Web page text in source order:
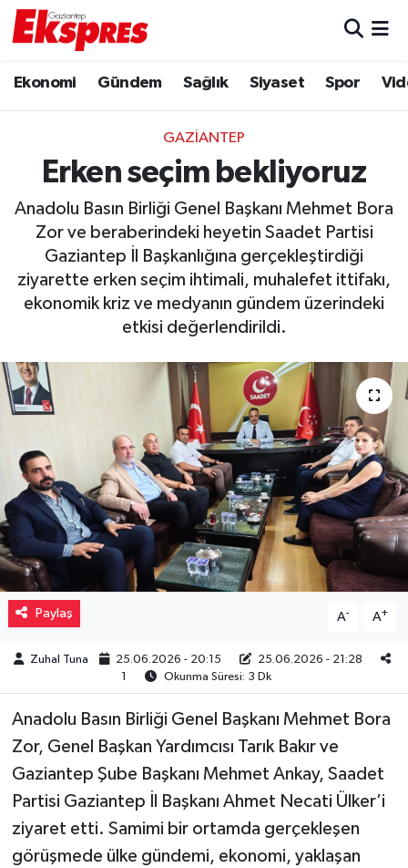
Ekonomi Gündem Sağlık Siyaset Spor
GAZIANTEP
Erken seçim bekliyoruz
Anadolu Basın Birliği Genel Başkanı Mehmet Bora
Zor ve beraberindeki heyetin Saadet Partisi
Gaziantep İl Başkanlığına gerçekleştirdiği
ziyarette erken seçim ihtimali, muhalefet ittifakı,
ekonomik kriz ve medyanın gündem üzerindeki
etkisi değerlendirildi.
Paylaş A- A+
Zuhal Tuna 25.06.2026 - 20:15
25.06.2026 - 21:28
1
Okunma Süresi: 3 Dk
Anadolu Basın Birliği Genel Başkanı Mehmet Bora
Zor, Genel Başkan Yardımcısı Tarık Bakır ve
Gaziantep Şube Başkanı Mehmet Ankay, Saadet
Partisi Gaziantep İl Başkanı Ahmet Necati Ülker’i
ziyaret etti. Samimi bir ortamda gerçekleşen
görüşmede ülke gündemi, ekonomi, yaklaşan
Ekonomi
Gaziantep son dakika
Genel
Gündem
Haberler
Magazin
Piyasa
Resmi İlanlar
Sağlık
Sinemalar
Spor
Teknoloji
Video Haber
Trafik Durumu
Puan Durumu ve Fikstür
Tüm Manşetler
Son Dakika Haberleri
Haber Arşivi